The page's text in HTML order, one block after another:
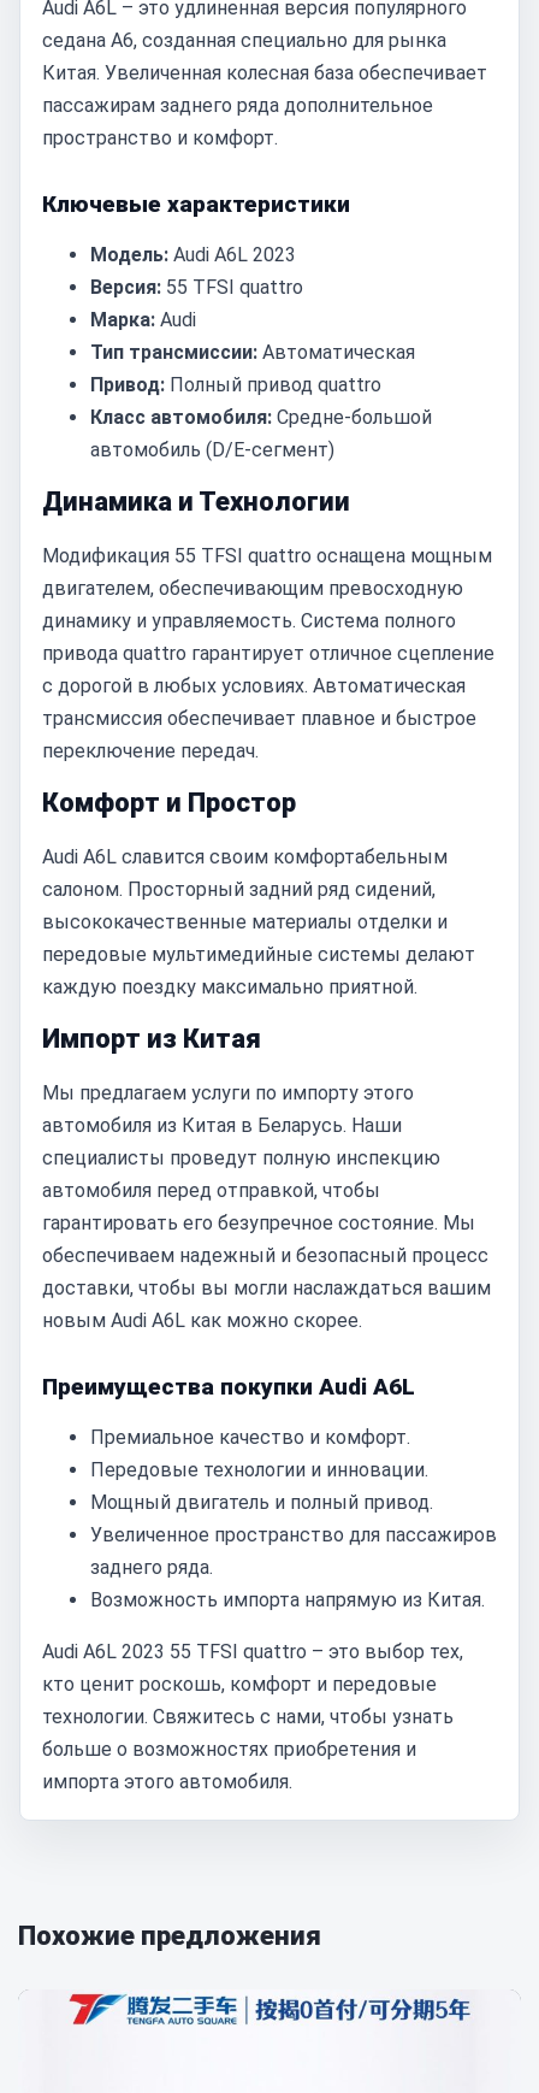
Audi A6L – это удлиненная версия популярного
седана A6, созданная специально для рынка
Китая. Увеличенная колесная база обеспечивает
пассажирам заднего ряда дополнительное
пространство и комфорт.
Ключевые характеристики
Модель: Audi A6L 2023
Версия: 55 TFSI quattro
Марка: Audi
Тип трансмиссии: Автоматическая
Привод: Полный привод quattro
Класс автомобиля: Средне-большой
автомобиль (D/E-сегмент)
Динамика и Технологии
Модификация 55 TFSI quattro оснащена мощным
двигателем, обеспечивающим превосходную
динамику и управляемость. Система полного
привода quattro гарантирует отличное сцепление
с дорогой в любых условиях. Автоматическая
трансмиссия обеспечивает плавное и быстрое
переключение передач.
Комфорт и Простор
Audi A6L славится своим комфортабельным
салоном. Просторный задний ряд сидений,
высококачественные материалы отделки и
передовые мультимедийные системы делают
каждую поездку максимально приятной.
Импорт из Китая
Мы предлагаем услуги по импорту этого
автомобиля из Китая в Беларусь. Наши
специалисты проведут полную инспекцию
автомобиля перед отправкой, чтобы
гарантировать его безупречное состояние. Мы
обеспечиваем надежный и безопасный процесс
доставки, чтобы вы могли наслаждаться вашим
новым Audi A6L как можно скорее.
Преимущества покупки Audi A6L
Премиальное качество и комфорт.
Передовые технологии и инновации.
Мощный двигатель и полный привод.
Увеличенное пространство для пассажиров
заднего ряда.
Возможность импорта напрямую из Китая.
Audi A6L 2023 55 TFSI quattro – это выбор тех,
кто ценит роскошь, комфорт и передовые
технологии. Свяжитесь с нами, чтобы узнать
больше о возможностях приобретения и
импорта этого автомобиля.
Похожие предложения